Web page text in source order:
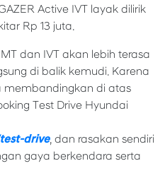
Active IVT layak dilirik
Rp 13 juta.
dan IVT akan lebih terasa
di balik kemudi. Karena
membandingkan di atas
Test Drive Hyundai
drive, dan rasakan sendiri
gaya berkendara serta